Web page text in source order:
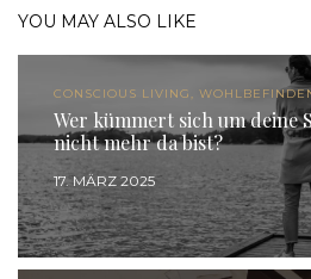
YOU MAY ALSO LIKE
CONSCIOUS LIVING,
Wer kümmert sich um deine
nicht mehr da bist?
17. MÄRZ 2025